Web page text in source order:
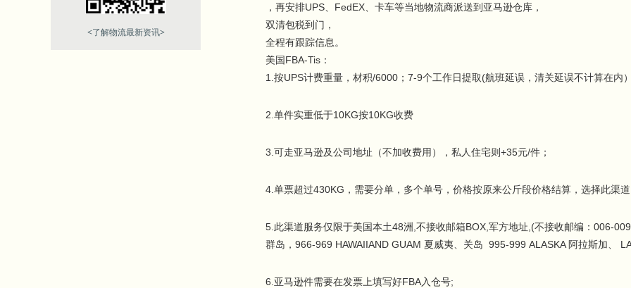
<了解物流最新资讯>
，再安排UPS、FedEX、卡车等当地物流商派送到亚马逊仓库，
双清包税到门，
全程有跟踪信息。
美国FBA-Tis：
1.按UPS计费重量，材积/6000；7-9个工作日提取(航班延误，清关延误不计算在内
2.单件实重低于10KG按10KG收费
3.可走亚马逊及公司地址（不加收费用），私人住宅则+35元/件；
4.单票超过430KG，需要分单，多个单号，价格按原来公斤段价格结算，选择此渠
5.此渠道服务仅限于美国本土48洲,不接收邮箱BOX,军方地址,(不接收邮编：006-
群岛，966-969 HAWAIIAND GUAM 夏威夷、关岛 995-999 ALASKA 阿拉斯加、
6.亚马逊件需要在发票上填写好FBA入仓号;